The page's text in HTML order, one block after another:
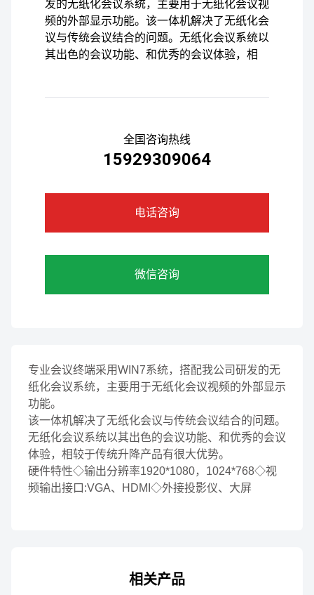
发的无纸化会议系统，主要用于无纸化会议视
频的外部显示功能。该一体机解决了无纸化会
议与传统会议结合的问题。无纸化会议系统以
其出色的会议功能、和优秀的会议体验，相
全国咨询热线
15929309064
电话咨询
微信咨询
专业会议终端采用WIN7系统，搭配我公司研发的无
纸化会议系统，主要用于无纸化会议视频的外部显示
功能。
该一体机解决了无纸化会议与传统会议结合的问题。
无纸化会议系统以其出色的会议功能、和优秀的会议
体验，相较于传统升降产品有很大优势。
硬件特性◇输出分辨率1920*1080，1024*768◇视
频输出接口:VGA、HDMI◇外接投影仪、大屏
相关产品